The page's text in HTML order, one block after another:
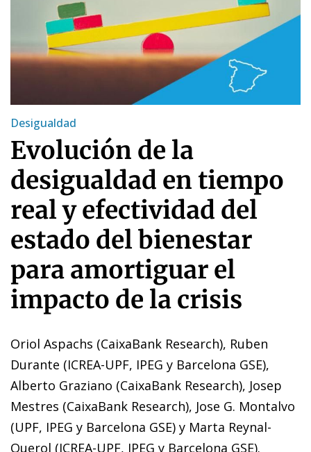
Desigualdad
Evolución de la
desigualdad en tiempo
real y efectividad del
estado del bienestar
para amortiguar el
impacto de la crisis
Oriol Aspachs (CaixaBank Research), Ruben
Durante (ICREA-UPF, IPEG y Barcelona GSE),
Alberto Graziano (CaixaBank Research), Josep
Mestres (CaixaBank Research), Jose G. Montalvo
(UPF, IPEG y Barcelona GSE) y Marta Reynal-
Querol (ICREA-UPF, IPEG y Barcelona GSE).